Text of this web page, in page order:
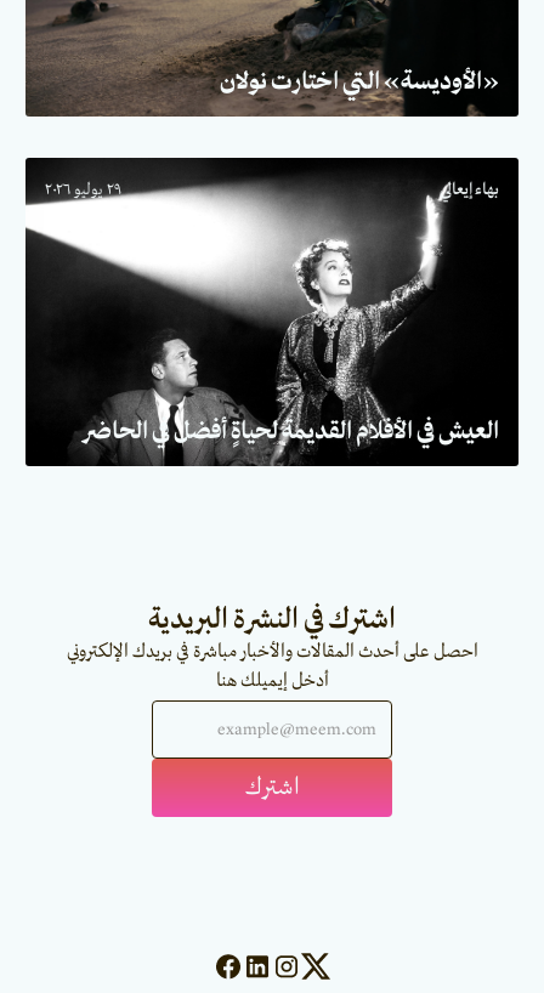
«الأوديسة» التي اختارت نولان
بهاء إيعالي ٢٩ يوليو ٢٠٢٦
العيش في الأفلام القديمة لحياةٍ أفضل في الحاضر
اشترك في النشرة البريدية
احصل على أحدث المقالات والأخبار مباشرة في بريدك الإلكتروني
أدخل إيميلك هنا